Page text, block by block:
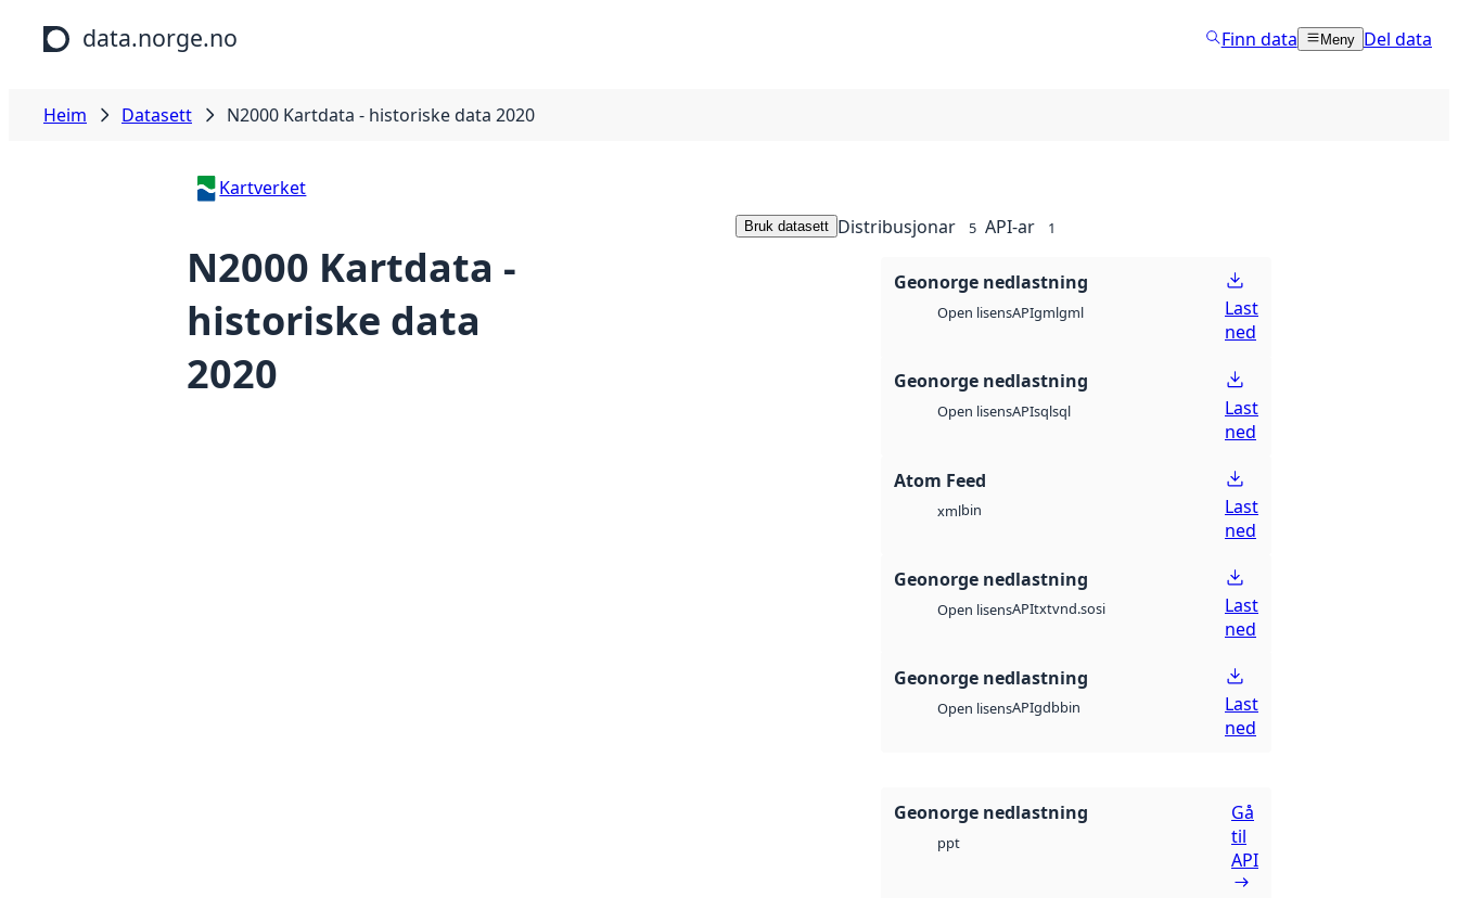
Hopp til hovudinnhald
data.norge.no Finn data Meny Del data
Heim Datasett N2000 Kartdata - historiske data 2020
Kartverket
N2000 Kartdata -
historiske data
2020
Bruk datasett Distribusjonar 5 API-ar 1
Geonorge nedlastning
Open lisensAPIgmlgml
Last
ned
Geonorge nedlastning
Open lisensAPIsqlsql
Last
ned
Atom Feed
xmlbin
Last
ned
Geonorge nedlastning
Open lisensAPItxtvnd.sosi
Last
ned
Geonorge nedlastning
Open lisensAPIgdbbin
Last
ned
Geonorge nedlastning
ppt
Gå
til
API